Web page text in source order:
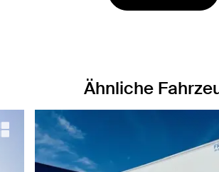
Ähnliche